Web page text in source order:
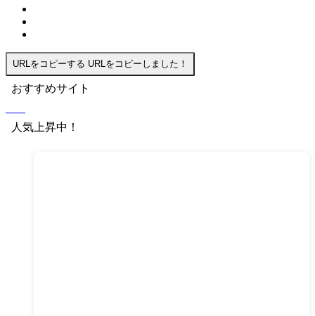
URLをコピーする URLをコピーしました！
おすすめサイト
人気上昇中！